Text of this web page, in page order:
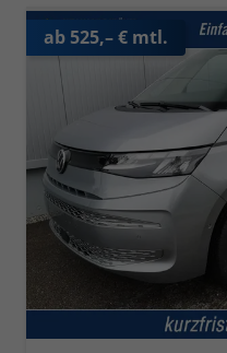
ab 525,– € mtl.